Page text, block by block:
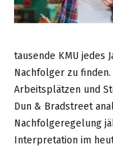
tausende KMU jedes
Nachfolger zu
Arbeitsplätzen und
Dun & Bradstreet
Nachfolgeregelung
Interpretation im